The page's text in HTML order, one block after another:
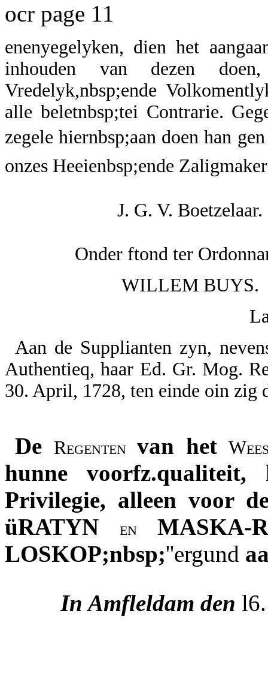
ocr page 11
enenyegelyken, dien het
inhouden van dezen
Vredelyk,nbsp;ende
alle beletnbsp;tei Contrarie.
zegele hiernbsp;aan doen han
onzes Heeienbsp;ende
J. G. V. Boetzelaar.
Onder ftond ter
WILLEM BUYS.
Aan de Supplianten zyn,
Authentieq, haar Ed. Gr. Mog.
30. April, 1728, ten einde oin zig
De Regenten van het
hunne voorfz.qualiteit,
Privilegie, alleen voor
üRATYNen MASKA-
LOSKOP;nbsp;''ergund
In Amfleldam den